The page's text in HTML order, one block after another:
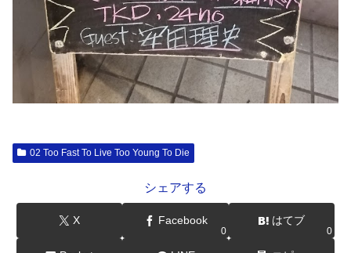
02 Too Fast To Live Too Young To Die
シェアする
X Facebook
0
はてブ
0